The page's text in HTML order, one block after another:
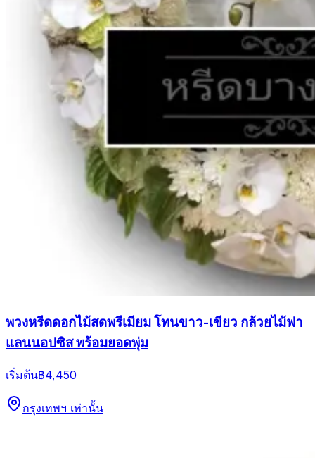
พวงหรีดดอกไม้สดพรีเมียม โทนขาว-เขียว กล้วยไม้ฟา
แลนนอปซิส พร้อมยอดพุ่ม
เริ่มต้น฿4,450
กรุงเทพฯ เท่านั้น